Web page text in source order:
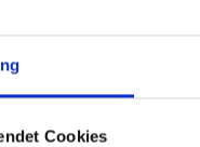
Cookies